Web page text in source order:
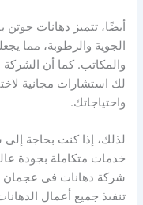
أيضًا، تتميز دهانات جوتن
الجوية والرطوبة، مما
والمكاتب. كما أن
لك استشارات مجانية
واحتياجاتك.
لذلك، إذا كنت بحاجة
خدمات متكاملة بجودة
شركة دهانات فى عجمان
تنفىذ جميع أعمال